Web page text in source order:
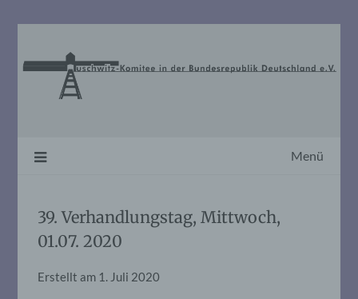
Menü
39. Verhandlungstag, Mittwoch,
01.07. 2020
Erstellt am 1. Juli 2020